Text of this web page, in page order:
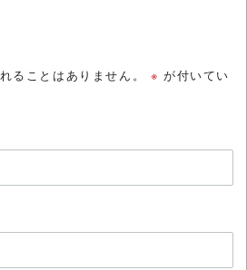
ることはありません。 ※ が付いてい